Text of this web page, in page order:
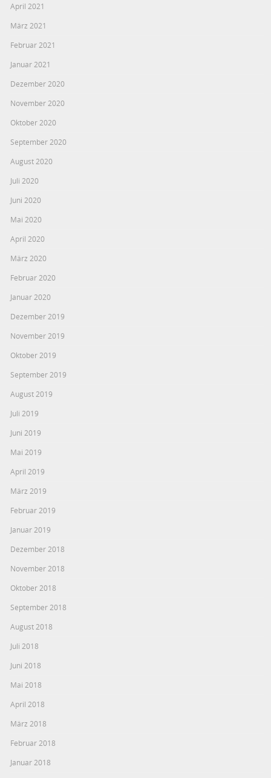
April 2021
März 2021
Februar 2021
Januar 2021
Dezember 2020
November 2020
Oktober 2020
September 2020
August 2020
Juli 2020
Juni 2020
Mai 2020
April 2020
März 2020
Februar 2020
Januar 2020
Dezember 2019
November 2019
Oktober 2019
September 2019
August 2019
Juli 2019
Juni 2019
Mai 2019
April 2019
März 2019
Februar 2019
Januar 2019
Dezember 2018
November 2018
Oktober 2018
September 2018
August 2018
Juli 2018
Juni 2018
Mai 2018
April 2018
März 2018
Februar 2018
Januar 2018